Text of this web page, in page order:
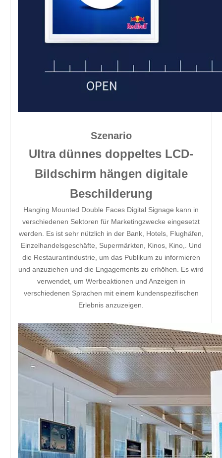
Szenario
Ultra dünnes doppeltes LCD-
Bildschirm hängen digitale
Beschilderung
Hanging Mounted Double Faces Digital Signage kann in
verschiedenen Sektoren für Marketingzwecke eingesetzt
werden. Es ist sehr nützlich in der Bank, Hotels, Flughäfen,
Einzelhandelsgeschäfte, Supermärkten, Kinos, Kino,. Und
die Restaurantindustrie, um das Publikum zu informieren
und anzuziehen und die Engagements zu erhöhen. Es wird
verwendet, um Werbeaktionen und Anzeigen in
verschiedenen Sprachen mit einem kundenspezifischen
Erlebnis anzuzeigen.